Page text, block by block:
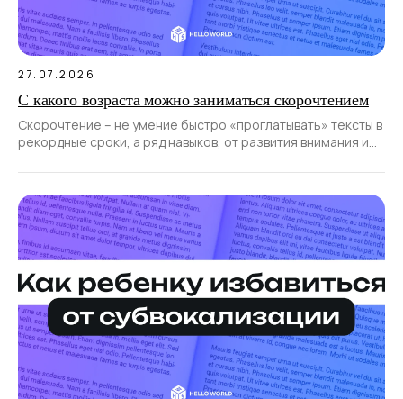
27.07.2026
С какого возраста можно заниматься скорочтением
Скорочтение – не умение быстро «проглатывать» тексты в
рекордные сроки, а ряд навыков, от развития внимания и
информацию и выделять главное.